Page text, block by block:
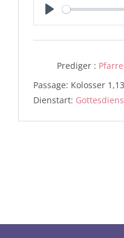
Play
Prediger :
Passage: Kolosser
Dienstart: